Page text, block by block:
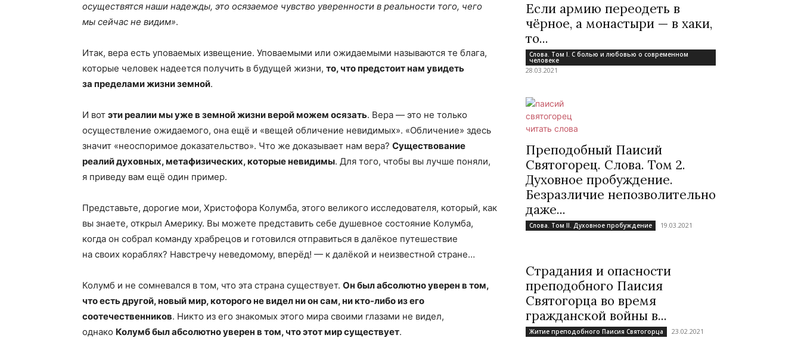
осуществятся наши надежды, это осязаемое чувство уверенности в реальности того, чего
мы сейчас не видим».
Итак, вера есть уповаемых извещение. Уповаемыми или ожидаемыми называются те блага,
которые человек надеется получить в будущей жизни, то, что предстоит нам увидеть
за пределами жизни земной.
И вот эти реалии мы уже в земной жизни верой можем осязать. Вера — это не только
осуществление ожидаемого, она ещё и «вещей обличение невидимых». «Обличение» здесь
значит «неоспоримое доказательство». Что же доказывает нам вера? Существование
реалий духовных, метафизических, которые невидимы. Для того, чтобы вы лучше поняли,
я приведу вам ещё один пример.
Представьте, дорогие мои, Христофора Колумба, этого великого исследователя, который, как
вы знаете, открыл Америку. Вы можете представить себе душевное состояние Колумба,
когда он собрал команду храбрецов и готовился отправиться в далёкое путешествие
на своих кораблях? Навстречу неведомому, вперёд! — к далёкой и неизвестной стране…
Колумб и не сомневался в том, что эта страна существует. Он был абсолютно уверен в том,
что есть другой, новый мир, которого не видел ни он сам, ни кто-либо из его
соотечественников. Никто из его знакомых этого мира своими глазами не видел,
однако Колумб был абсолютно уверен в том, что этот мир существует.
Если армию переодеть в
чёрное, а монастыри — в хаки,
то...
Слова. Том I. С болью и любовью о современном
человеке
28.03.2021
Преподобный Паисий
Святогорец. Слова. Том 2.
Духовное пробуждение.
Безразличие непозволительно
даже...
Слова. Том II. Духовное пробуждение 19.03.2021
Страдания и опасности
преподобного Паисия
Святогорца во время
гражданской войны в...
Житие преподобного Паисия Святогорца 23.02.2021